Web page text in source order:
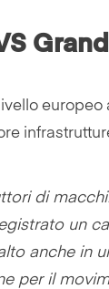
di
un
anche in
per il